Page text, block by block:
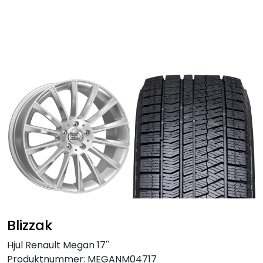
Blizzak
Hjul Renault Megan 17''
Produktnummer: MEGANM04717
Hjulpakker
Felger
Lastebil
Buss
Anlegg